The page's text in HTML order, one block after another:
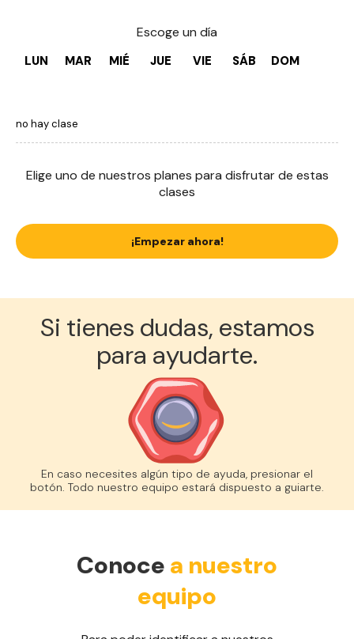
Escoge un día
LUN MAR MIÉ JUE VIE SÁB DOM
no hay clase
Elige uno de nuestros planes para disfrutar de estas
clases
¡Empezar ahora!
Si tienes dudas, estamos
para ayudarte.
En caso necesites algún tipo de ayuda, presionar el
botón. Todo nuestro equipo estará dispuesto a guiarte.
Conoce a nuestro
equipo